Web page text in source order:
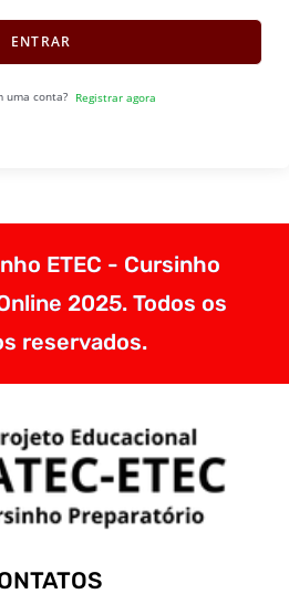
ENTRAR
uma conta? Registrar agora
ETEC - Cursinho
2025. Todos os
reservados.